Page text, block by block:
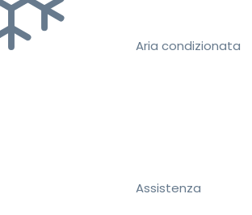
Aria condizionata
Assistenza